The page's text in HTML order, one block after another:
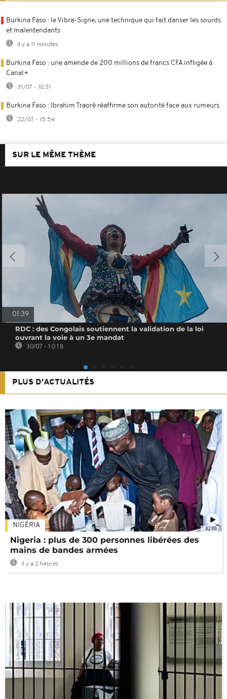
Burkina Faso : le Vibra-Signe, une technique qui fait danser les sourds
et malentendants
Il y a 11 minutes
Burkina Faso : une amende de 200 millions de francs CFA infligée à
Canal+
31/07 - 10:31
Burkina Faso : Ibrahim Traoré réaffirme son autorité face aux rumeurs
22/07 - 15:54
SUR LE MÊME THÈME
01:39
RDC : des Congolais soutiennent la validation de la loi
ouvrant la voie à un 3e mandat
30/07 - 10:18
PLUS D'ACTUALITÉS
02:08
NIGÉRIA
Nigeria : plus de 300 personnes libérées des
mains de bandes armées
Il y a 2 heures